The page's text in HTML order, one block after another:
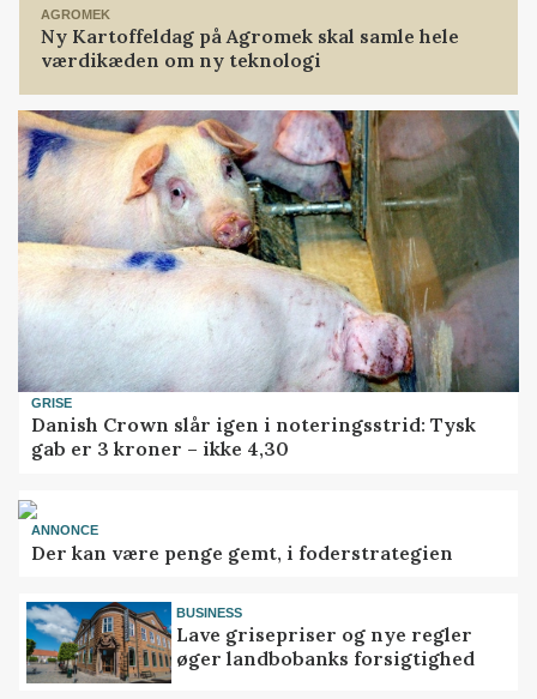
AGROMEK
Ny Kartoffeldag på Agromek skal samle hele
værdikæden om ny teknologi
GRISE
Danish Crown slår igen i noteringsstrid: Tysk
gab er 3 kroner – ikke 4,30
ANNONCE
Der kan være penge gemt, i foderstrategien
BUSINESS
Lave grisepriser og nye regler
øger landbobanks forsigtighed